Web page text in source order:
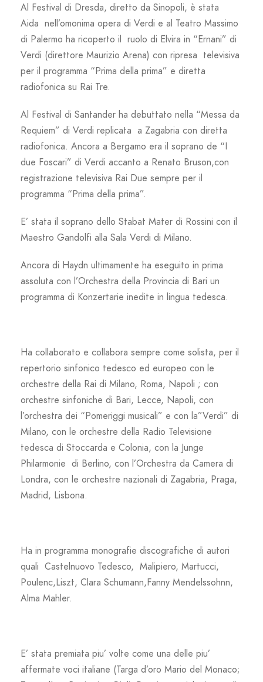
Al Festival di Dresda, diretto da Sinopoli, è stata
Aida nell’omonima opera di Verdi e al Teatro Massimo
di Palermo ha ricoperto il ruolo di Elvira in “Ernani” di
Verdi (direttore Maurizio Arena) con ripresa televisiva
per il programma “Prima della prima” e diretta
radiofonica su Rai Tre.
Al Festival di Santander ha debuttato nella “Messa da
Requiem” di Verdi replicata a Zagabria con diretta
radiofonica. Ancora a Bergamo era il soprano de “I
due Foscari” di Verdi accanto a Renato Bruson,con
registrazione televisiva Rai Due sempre per il
programma “Prima della prima”.
E’ stata il soprano dello Stabat Mater di Rossini con il
Maestro Gandolfi alla Sala Verdi di Milano.
Ancora di Haydn ultimamente ha eseguito in prima
assoluta con l’Orchestra della Provincia di Bari un
programma di Konzertarie inedite in lingua tedesca.
Ha collaborato e collabora sempre come solista, per il
repertorio sinfonico tedesco ed europeo con le
orchestre della Rai di Milano, Roma, Napoli ; con
orchestre sinfoniche di Bari, Lecce, Napoli, con
l’orchestra dei “Pomeriggi musicali” e con la”Verdi” di
Milano, con le orchestre della Radio Televisione
tedesca di Stoccarda e Colonia, con la Junge
Philarmonie di Berlino, con l’Orchestra da Camera di
Londra, con le orchestre nazionali di Zagabria, Praga,
Madrid, Lisbona.
Ha in programma monografie discografiche di autori
quali Castelnuovo Tedesco, Malipiero, Martucci,
Poulenc,Liszt, Clara Schumann,Fanny Mendelssohnn,
Alma Mahler.
E’ stata premiata piu’ volte come una delle piu’
affermate voci italiane (Targa d’oro Mario del Monaco;